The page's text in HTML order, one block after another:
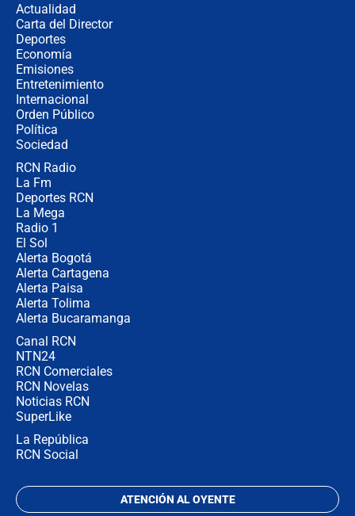
Actualidad
Carta del Director
Deportes
Economía
Emisiones
Entretenimiento
Internacional
Orden Público
Política
Sociedad
RCN Radio
La Fm
Deportes RCN
La Mega
Radio 1
El Sol
Alerta Bogotá
Alerta Cartagena
Alerta Paisa
Alerta Tolima
Alerta Bucaramanga
Canal RCN
NTN24
RCN Comerciales
RCN Novelas
Noticias RCN
SuperLike
La República
RCN Social
ATENCIÓN AL OYENTE